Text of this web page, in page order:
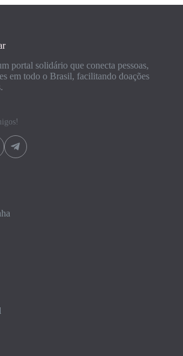
portal solidário que conecta pessoas,
em todo o Brasil, facilitando doações